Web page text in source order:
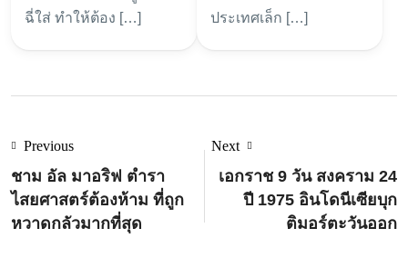
ฉี่ใส่ ทำให้ต้อง […]
บุกติมอร์ตะวันออก
ประเทศเล็ก […]
Previous
ชาม อัล มาอริฟ ตำรา
ไสยศาสตร์ต้องห้าม ที่ถูก
หวาดกลัวมากที่สุด
Next
เอกราช 9 วัน สงคราม 24
ปี 1975 อินโดนีเซียบุก
ติมอร์ตะวันออก